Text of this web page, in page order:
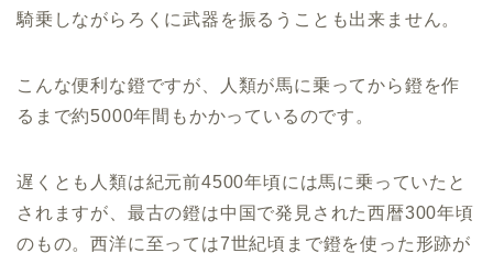
騎乗しながらろくに武器を振るうことも出来ません。
こんな便利な鐙ですが、人類が馬に乗ってから鐙を作
るまで約5000年間もかかっているのです。
遅くとも人類は紀元前4500年頃には馬に乗っていたと
されますが、最古の鐙は中国で発見された西暦300年頃
のもの。西洋に至っては7世紀頃まで鐙を使った形跡が